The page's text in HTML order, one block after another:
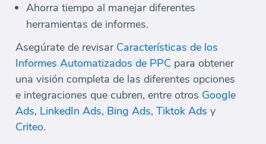
Ahorra tiempo al manejar diferentes
herramientas de informes.
Asegúrate de revisar Características de los
Informes Automatizados de PPC para obtener
una visión completa de las diferentes opciones
e integraciones que cubren, entre otros Google
Ads, LinkedIn Ads, Bing Ads, Tiktok Ads y
Criteo.